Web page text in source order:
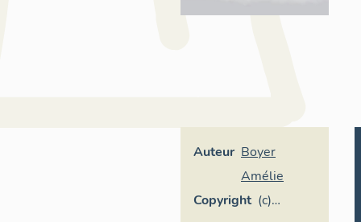
Auteur Boyer
Amélie
Copyright (c)